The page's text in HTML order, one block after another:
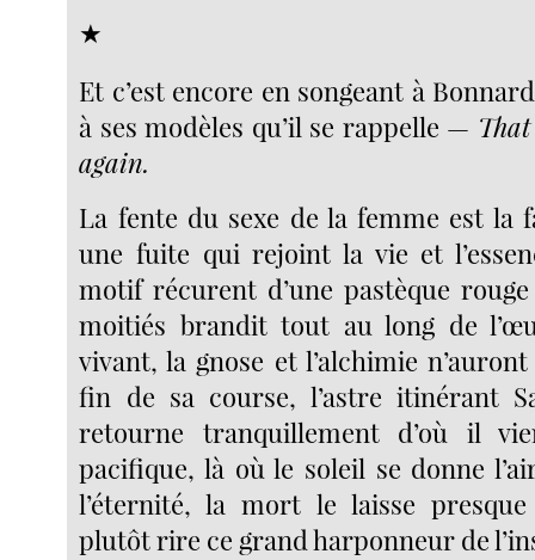
★
Et c’est encore en songeant à
à ses modèles qu’il se rappelle —
again.
La fente du sexe de la femme est la
une fuite qui rejoint la vie et
motif récurent d’une pastèque
moitiés brandit tout au long de
vivant, la gnose et l’alchimie
fin de sa course, l’astre itinérant
retourne tranquillement d’où il
pacifique, là où le soleil se donne
l’éternité, la mort le laisse
plutôt rire ce grand harponneur de